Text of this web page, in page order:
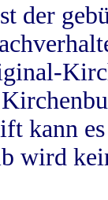
der
kann
wird